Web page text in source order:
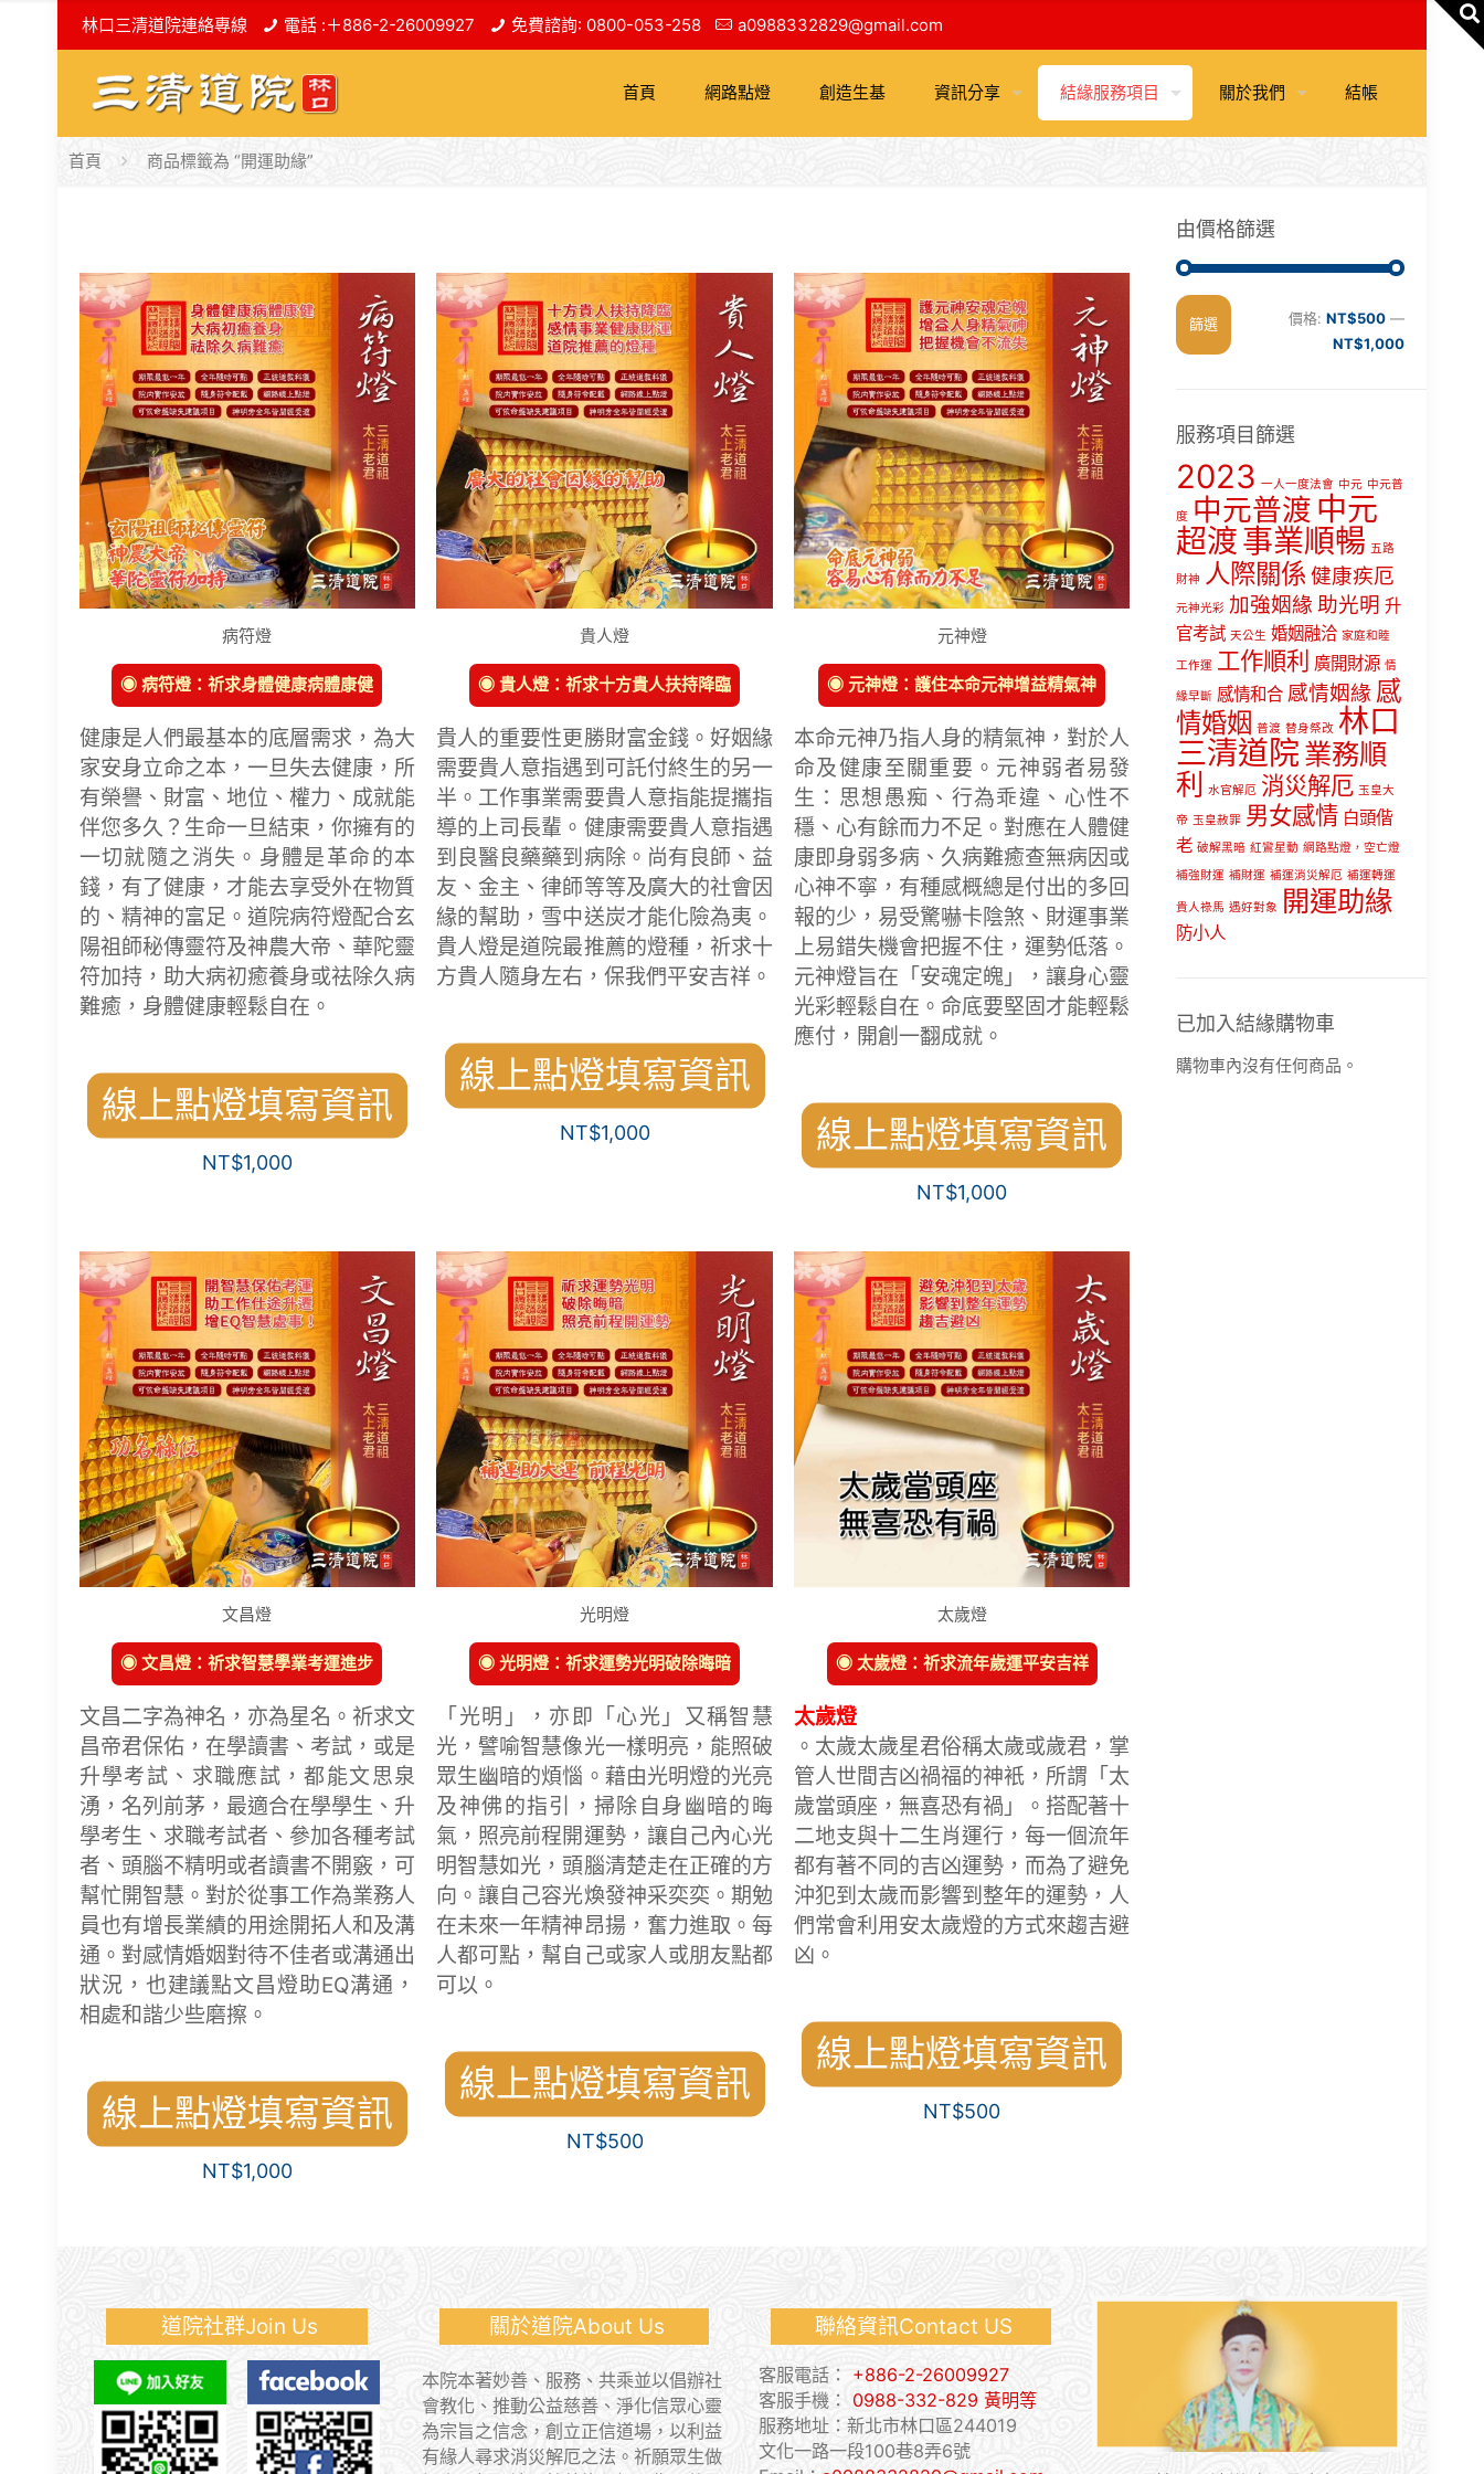
林口三清道院連絡專線 電話 :＋886-2-26009927 免費諮詢: 0800-053-258 a0988332829@gmail.com
首頁 網路點燈 創造生基 資訊分享 結緣服務項目 關於我們 結帳
首頁 商品標籤為 “開運助緣”
病符燈
◉ 病符燈：祈求身體健康病體康健
健康是人們最基本的底層需求，為大
家安身立命之本，一旦失去健康，所
有榮譽、財富、地位、權力、成就能
伴您多久？生命一旦結束，你擁有的
一切就隨之消失。身體是革命的本
錢，有了健康，才能去享受外在物質
的、精神的富足。道院病符燈配合玄
陽祖師秘傳靈符及神農大帝、華陀靈
符加持，助大病初癒養身或祛除久病
難癒，身體健康輕鬆自在。
線上點燈填寫資訊
NT$1,000
貴人燈
◉ 貴人燈：祈求十方貴人扶持降臨
貴人的重要性更勝財富金錢。好姻緣
需要貴人意指遇到可託付終生的另一
半。工作事業需要貴人意指能提攜指
導的上司長輩。健康需要貴人意指遇
到良醫良藥藥到病除。尚有良師、益
友、金主、律師等等及廣大的社會因
緣的幫助，雪中送炭才能化險為夷。
貴人燈是道院最推薦的燈種，祈求十
方貴人隨身左右，保我們平安吉祥。
線上點燈填寫資訊
NT$1,000
元神燈
◉ 元神燈：護住本命元神增益精氣神
本命元神乃指人身的精氣神，對於人
命及健康至關重要。元神弱者易發
生：思想愚痴、行為乖違、心性不
穩、心有餘而力不足。對應在人體健
康即身弱多病、久病難癒查無病因或
心神不寧，有種感概總是付出的多回
報的少，易受驚嚇卡陰煞、財運事業
上易錯失機會把握不住，運勢低落。
元神燈旨在「安魂定魄」，讓身心靈
光彩輕鬆自在。命底要堅固才能輕鬆
應付，開創一翻成就。
線上點燈填寫資訊
NT$1,000
文昌燈
◉ 文昌燈：祈求智慧學業考運進步
文昌二字為神名，亦為星名。祈求文
昌帝君保佑，在學讀書、考試，或是
升學考試、求職應試，都能文思泉
湧，名列前茅，最適合在學學生、升
學考生、求職考試者、參加各種考試
者、頭腦不精明或者讀書不開竅，可
幫忙開智慧。對於從事工作為業務人
員也有增長業績的用途開拓人和及溝
通。對感情婚姻對待不佳者或溝通出
狀況，也建議點文昌燈助EQ溝通，
相處和諧少些磨擦。
線上點燈填寫資訊
NT$1,000
光明燈
◉ 光明燈：祈求運勢光明破除晦暗
「光明」，亦即「心光」又稱智慧
光，譬喻智慧像光一樣明亮，能照破
眾生幽暗的煩惱。藉由光明燈的光亮
及神佛的指引，掃除自身幽暗的晦
氣，照亮前程開運勢，讓自己內心光
明智慧如光，頭腦清楚走在正確的方
向。讓自己容光煥發神采奕奕。期勉
在未來一年精神昂揚，奮力進取。每
人都可點，幫自己或家人或朋友點都
可以。
線上點燈填寫資訊
NT$500
太歲燈
◉ 太歲燈：祈求流年歲運平安吉祥
太歲燈
。太歲太歲星君俗稱太歲或歲君，掌
管人世間吉凶禍福的神衹，所謂「太
歲當頭座，無喜恐有禍」。搭配著十
二地支與十二生肖運行，每一個流年
都有著不同的吉凶運勢，而為了避免
沖犯到太歲而影響到整年的運勢，人
們常會利用安太歲燈的方式來趨吉避
凶。
線上點燈填寫資訊
NT$500
由價格篩選
最
價
最
價
篩選 價格: NT$500 —
NT$1,000
服務項目篩選
2023 一人一度法會 中元 中元普
度 中元普渡 中元
超渡事業順暢 五路
財神 人際關係 健康疾厄
元神光彩 加強姻緣 助光明 升
官考試 天公生 婚姻融洽 家庭和睦
工作運 工作順利 廣開財源 情
緣早斷 感情和合 感情姻緣 感
情婚姻 普渡 替身祭改 林口
三清道院業務順
利
水官解厄 消災解厄 玉皇大
帝 玉皇赦罪 男女感情 白頭偕
老 破解黑暗 紅鸞星動 網路點燈，空亡燈
補強財運 補財運 補運消災解厄 補運轉運
貴人祿馬 遇好對象 開運助緣
防小人
已加入結緣購物車
購物車內沒有任何商品。
道院社群Join Us 關於道院About Us
本院本著妙善、服務、共乘並以倡辦社
會教化、推動公益慈善、淨化信眾心靈
為宗旨之信念，創立正信道場，以利益
有緣人尋求消災解厄之法。祈願眾生做
聯絡資訊Contact US
客服電話： +886-2-26009927
客服手機： 0988-332-829 黃明等
服務地址：新北市林口區244019
文化一路一段100巷8弄6號